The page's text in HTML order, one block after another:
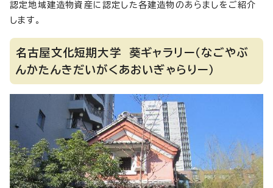
認定地域建造物資産に認定した各建造物のあらましをご紹介
します。
名古屋文化短期大学 葵ギャラリー（なごやぶ
んかたんきだいがくあおいぎゃらりー）